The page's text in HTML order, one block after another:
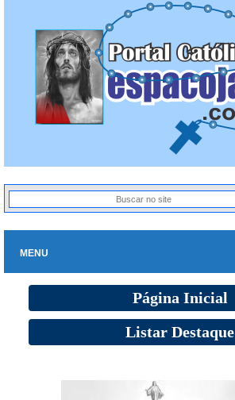
MENU
Página Inicial
Listar Destaque